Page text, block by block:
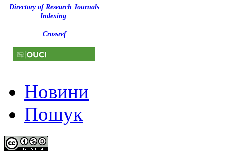
Directory of Research Journals
Indexing
Crossref
Новини
Пошук